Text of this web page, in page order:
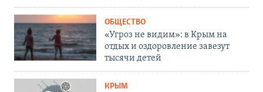
ОБЩЕСТВО
«Угроз не видим»: в Крым на
отдых и оздоровление завезут
тысячи детей
КРЫМ